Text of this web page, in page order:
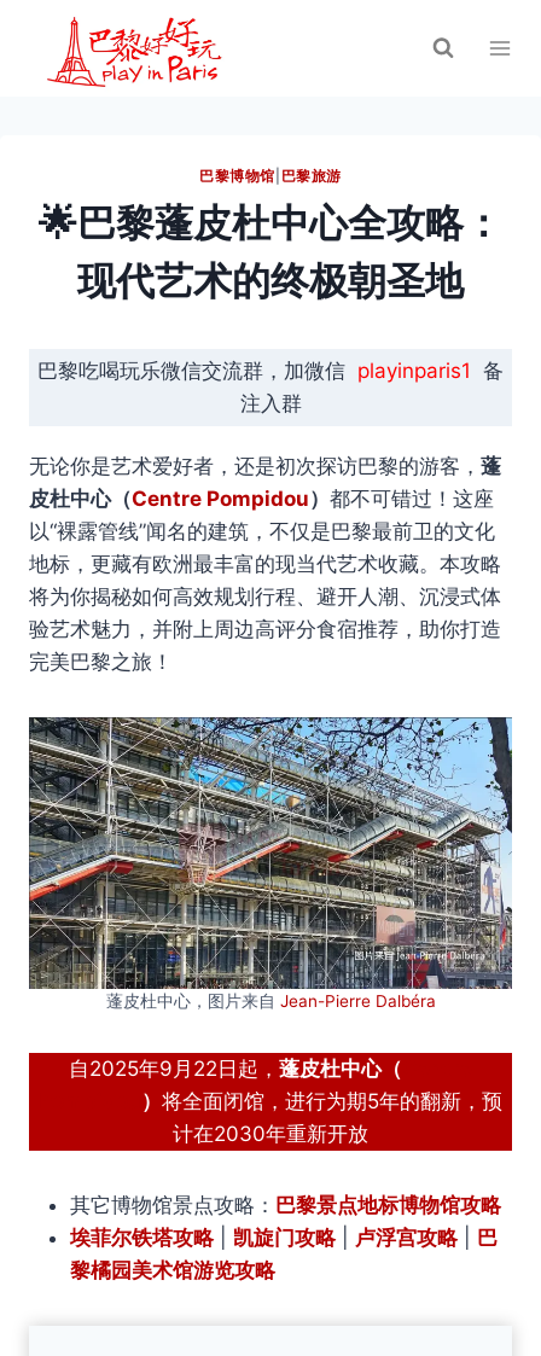
巴黎博物馆 巴黎旅游
🌟巴黎蓬皮杜中心全攻略：
现代艺术的终极朝圣地
巴黎吃喝玩乐微信交流群，加微信 playinparis1 备
注入群
无论你是艺术爱好者，还是初次探访巴黎的游客， 蓬
皮杜中心（Centre Pompidou） 都不可错过！这座
以“裸露管线”闻名的建筑，不仅是巴黎最前卫的文化
地标，更藏有欧洲最丰富的现当代艺术收藏。本攻略
将为你揭秘如何高效规划行程、避开人潮、沉浸式体
验艺术魅力，并附上周边高评分食宿推荐，助你打造
完美巴黎之旅！
蓬皮杜中心，图片来自 Jean-Pierre Dalbéra
自2025年9月22日起， 蓬皮杜中心（
） 将全面闭馆，进行为期5年的翻新，预
计在2030年重新开放
其它博物馆景点攻略： 巴黎景点地标博物馆攻略
埃菲尔铁塔攻略| 凯旋门攻略| 卢浮宫攻略| 巴
黎橘园美术馆游览攻略